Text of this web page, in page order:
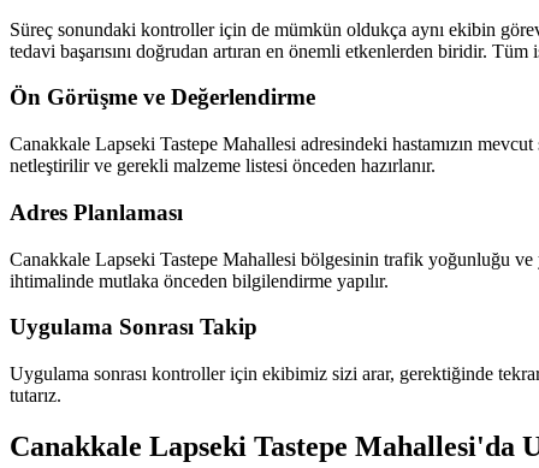
Süreç sonundaki kontroller için de mümkün oldukça aynı ekibin
tedavi başarısını doğrudan artıran en önemli etkenlerden biridir.
Ön Görüşme ve Değerlendirme
Canakkale Lapseki Tastepe Mahallesi adresindeki hastamızın
netleştirilir ve gerekli malzeme listesi önceden hazırlanır.
Adres Planlaması
Canakkale Lapseki Tastepe Mahallesi bölgesinin trafik yoğunluğu ve
ihtimalinde mutlaka önceden bilgilendirme yapılır.
Uygulama Sonrası Takip
Uygulama sonrası kontroller için ekibimiz sizi arar, gerektiğinde
tutarız.
Canakkale Lapseki Tastepe Mahallesi'da